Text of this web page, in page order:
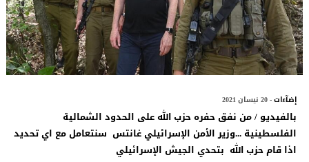
إضآءات- 20 نيسان 2021
بالفيديو / من نفق حفره حزب الله على الحدود الشمالية
الفلسطينية ...وزير الأمن الإسرائيلي غانتس سنتعامل مع اي تحديد
اذا قام حزب الله بتحدي الجيش الإسرائيلي